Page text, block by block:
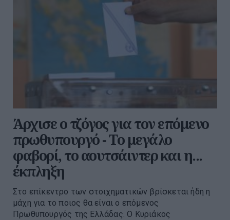
Άρχισε ο τζόγος για τον επόμενο
πρωθυπουργό - Το μεγάλο
φαβορί, το αουτσάιντερ και η...
έκπληξη
Στο επίκεντρο των στοιχηματικών βρίσκεται ήδη η
μάχη για το ποιος θα είναι ο επόμενος
Πρωθυπουργός της Ελλάδας. Ο Κυριάκος